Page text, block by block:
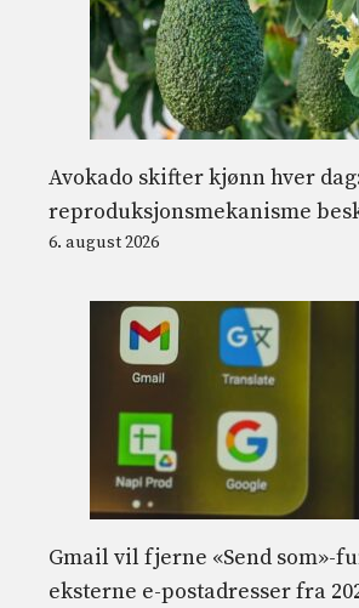
Avokado skifter kjønn hver
reproduksjonsmekanisme
6. august 2026
Gmail vil fjerne «Send som»-
eksterne e-postadresser fra